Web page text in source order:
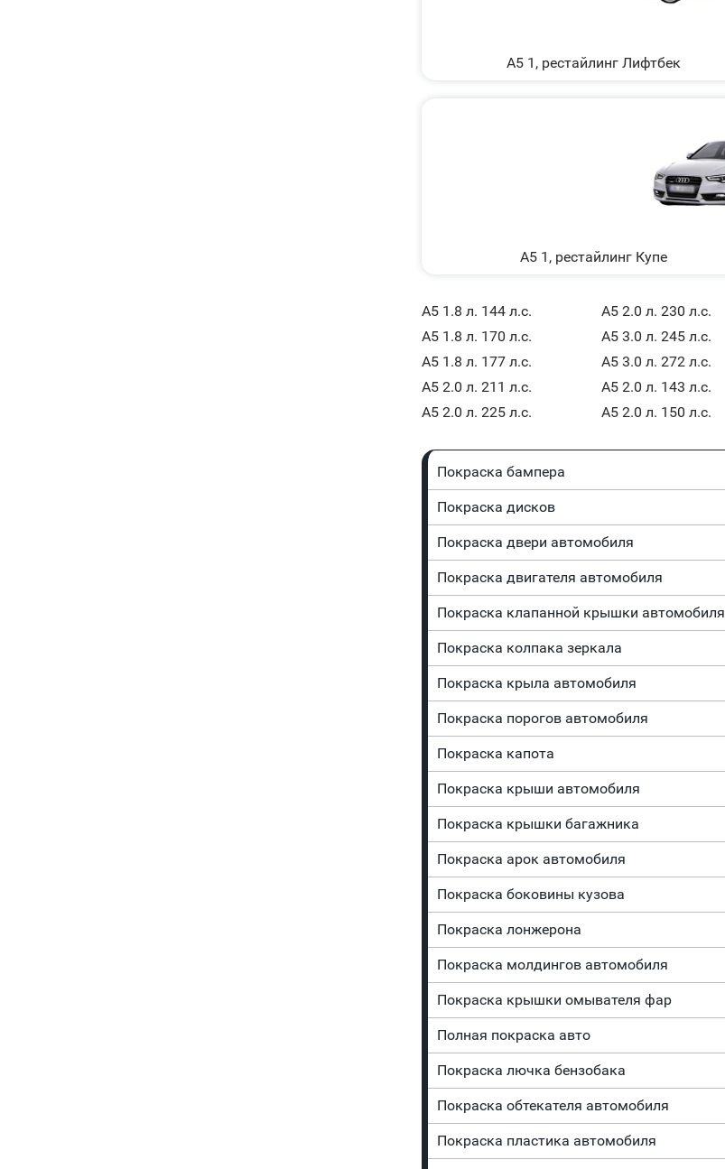
A5 1, рестайлинг Лифтбек
A5 1, рестайлинг Купе
A5 1.8 л. 144 л.с.
A5 1.8 л. 170 л.с.
A5 1.8 л. 177 л.с.
A5 2.0 л. 211 л.с.
A5 2.0 л. 225 л.с.
A5 2.0 л. 230 л.с.
A5 3.0 л. 245 л.с.
A5 3.0 л. 272 л.с.
A5 2.0 л. 143 л.с.
A5 2.0 л. 150 л.с.
Покраска бампера
Покраска дисков
Покраска двери автомобиля
Покраска двигателя автомобиля
Покраска клапанной крышки автомобиля
Покраска колпака зеркала
Покраска крыла автомобиля
Покраска порогов автомобиля
Покраска капота
Покраска крыши автомобиля
Покраска крышки багажника
Покраска арок автомобиля
Покраска боковины кузова
Покраска лонжерона
Покраска молдингов автомобиля
Покраска крышки омывателя фар
Полная покраска авто
Покраска лючка бензобака
Покраска обтекателя автомобиля
Покраска пластика автомобиля